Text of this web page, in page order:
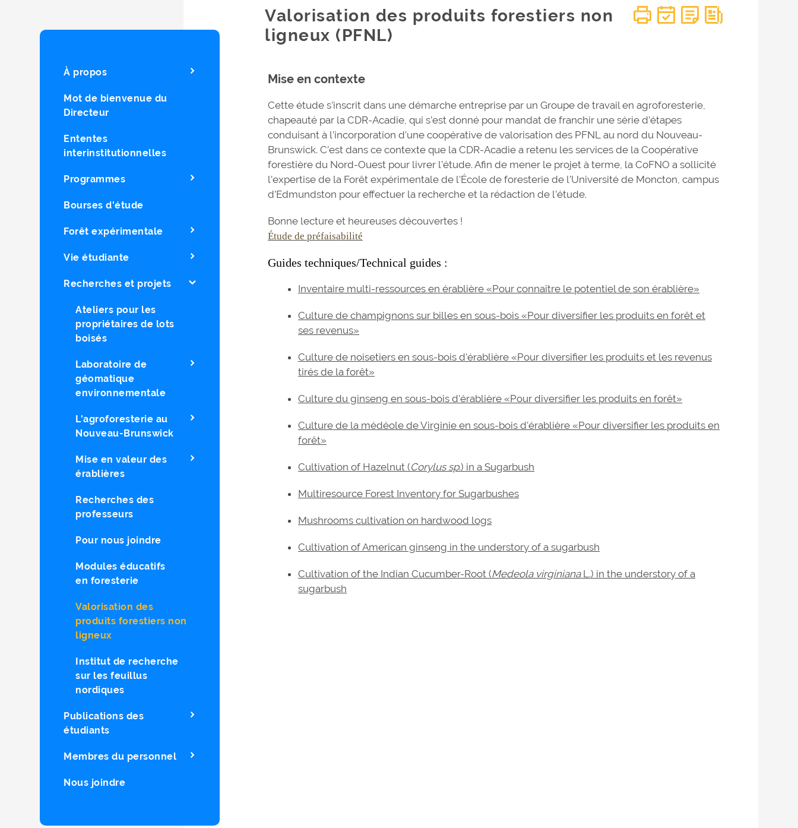
À propos
Mot de bienvenue du
Directeur
Ententes
interinstitutionnelles
Programmes
Bourses d'étude
Forêt expérimentale
Vie étudiante
Recherches et projets
Ateliers pour les
propriétaires de lots
boisés
Laboratoire de
géomatique
environnementale
L'agroforesterie au
Nouveau-Brunswick
Mise en valeur des
érablières
Recherches des
professeurs
Pour nous joindre
Modules éducatifs
en foresterie
Valorisation des
produits forestiers non
ligneux
Institut de recherche
sur les feuillus
nordiques
Publications des
étudiants
Membres du personnel
Nous joindre
Valorisation des produits forestiers non
ligneux (PFNL)
Mise en contexte
Cette étude s’inscrit dans une démarche entreprise par un Groupe de travail en agroforesterie,
chapeauté par la CDR-Acadie, qui s’est donné pour mandat de franchir une série d’étapes
conduisant à l’incorporation d’une coopérative de valorisation des PFNL au nord du Nouveau-
Brunswick. C’est dans ce contexte que la CDR-Acadie a retenu les services de la Coopérative
forestière du Nord-Ouest pour livrer l’étude. Afin de mener le projet à terme, la CoFNO a sollicité
l’expertise de la Forêt expérimentale de l'École de foresterie de l’Université de Moncton, campus
d’Edmundston pour effectuer la recherche et la rédaction de l’étude.
Bonne lecture et heureuses découvertes !
Étude de préfaisabilité
Guides techniques/Technical guides :
Inventaire multi-ressources en érablière «Pour connaître le potentiel de son érablière»
Culture de champignons sur billes en sous-bois «Pour diversifier les produits en forêt et
ses revenus»
Culture de noisetiers en sous-bois d'érablière «Pour diversifier les produits et les revenus
tirés de la forêt»
Culture du ginseng en sous-bois d'érablière «Pour diversifier les produits en forêt»
Culture de la médéole de Virginie en sous-bois d'érablière «Pour diversifier les produits en
forêt»
Cultivation of Hazelnut (Corylus sp.) in a Sugarbush
Multiresource Forest Inventory for Sugarbushes
Mushrooms cultivation on hardwood logs
Cultivation of American ginseng in the understory of a sugarbush
Cultivation of the Indian Cucumber-Root (Medeola virginianaL.) in the understory of a
sugarbush